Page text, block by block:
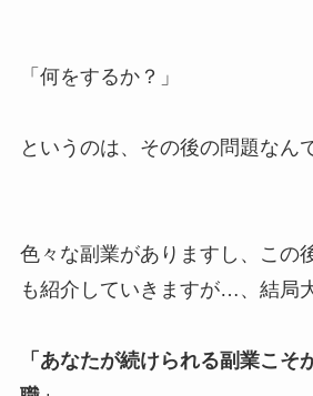
「何をするか？」
というのは、その後の問題なん
色々な副業がありますし、この
も紹介していきますが…、結局
「あなたが続けられる副業こそ